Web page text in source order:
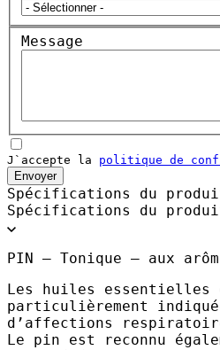
Message
J`accepte la politique de
Envoyer
Spécifications du
Spécifications du
PIN – Tonique – aux
Les huiles essentielles
particulièrement
d’affections
Le pin est reconnu